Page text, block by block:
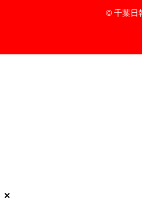
© 千葉日
×